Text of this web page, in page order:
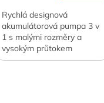
Rychlá designová
akumulátorová pumpa 3 v
1 s malými rozměry a
vysokým průtokem
vzduchu 500 l/min. Navíc